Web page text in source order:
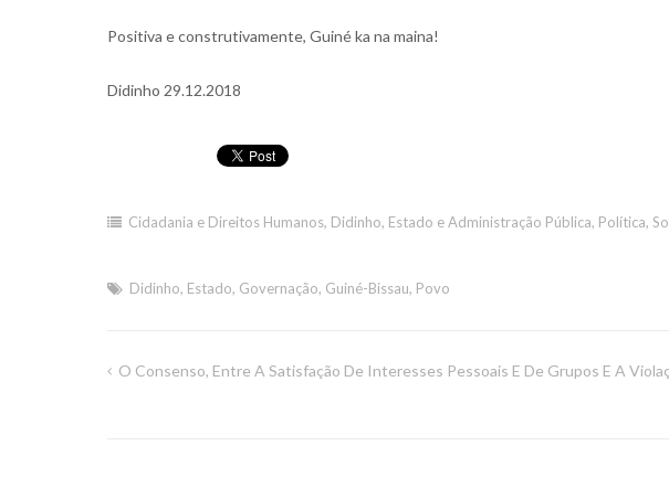
Positiva e construtivamente, Guiné ka na maina!
Didinho 29.12.2018
Cidadania e Direitos Humanos, Didinho, Estado e Administração Pública, Política,
Didinho, Estado, Governação, Guiné-Bissau, Povo
Navegação
O Consenso, Entre A Satisfação De Interesses Pessoais E De Grupos E A